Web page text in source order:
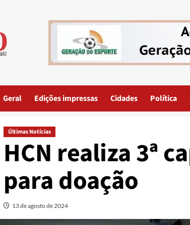
Geral Edições impressas Cidades Política
Últimas Notícias
HCN realiza 3ª
para doação
13 de agosto de 2024